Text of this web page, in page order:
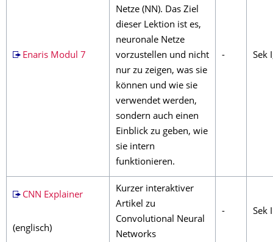
Enaris Modul 7
Netze (NN). Das Ziel
dieser Lektion ist es,
neuronale Netze
vorzustellen und nicht
nur zu zeigen, was sie
können und wie sie
verwendet werden,
sondern auch einen
Einblick zu geben, wie
sie intern
funktionieren.
- Sek
CNN Explainer
(englisch)
Kurzer interaktiver
Artikel zu
Convolutional Neural
Networks
- Sek